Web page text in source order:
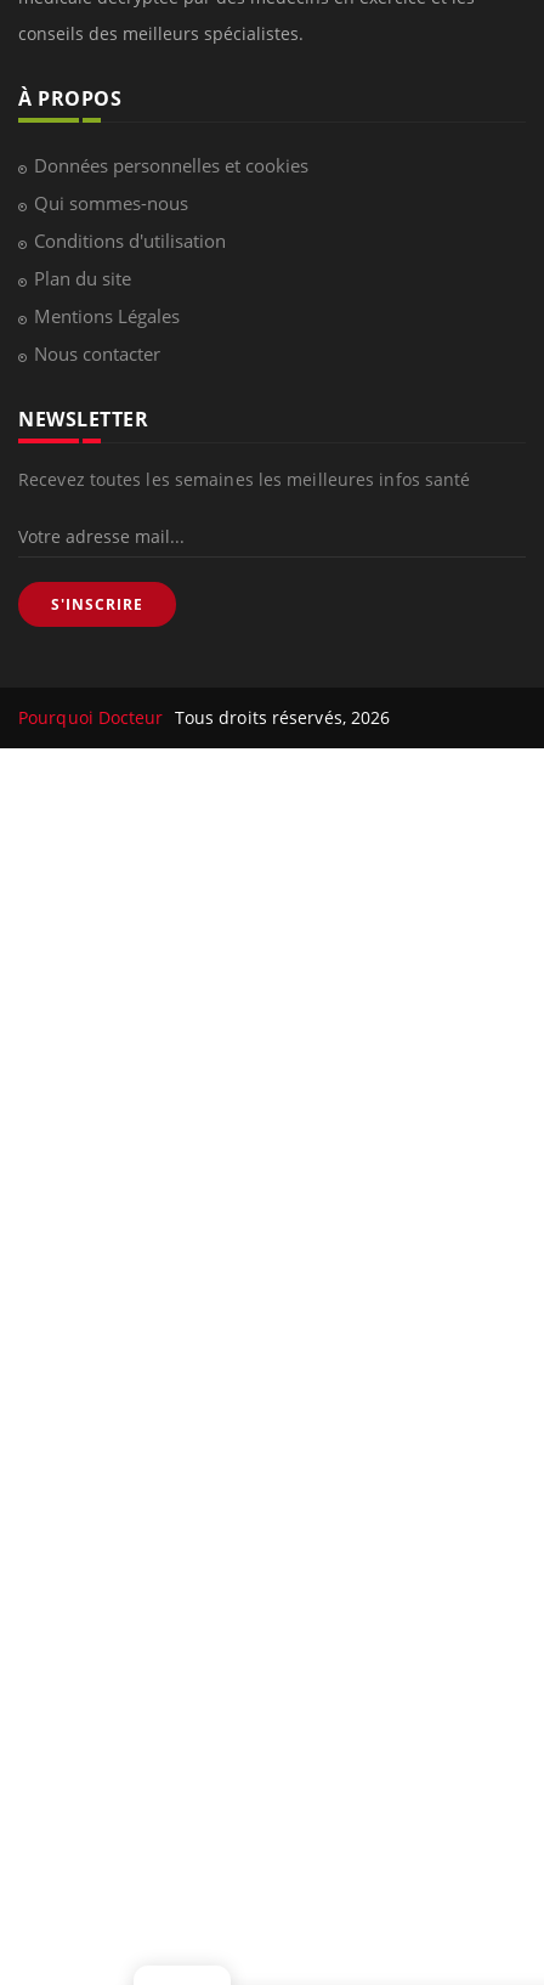
conseils des meilleurs spécialistes.
À PROPOS
Données personnelles et cookies
Qui sommes-nous
Conditions d'utilisation
Plan du site
Mentions Légales
Nous contacter
NEWSLETTER
Recevez toutes les semaines les meilleures infos santé
S'INSCRIRE
Pourquoi Docteur Tous droits réservés, 2026